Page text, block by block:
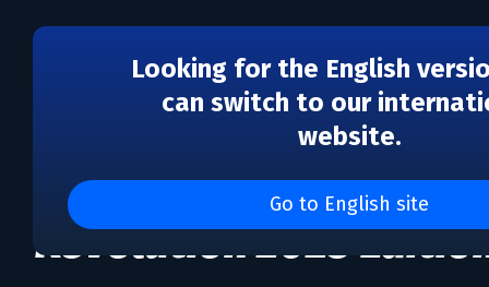
Looking for the English
can switch to our
website.
Go to English site
God'n Spy Add-on -
Revolution 2023
DLC